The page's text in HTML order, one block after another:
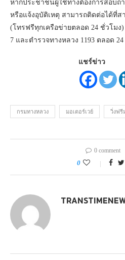
หากประชาชนผู้ใช้ทางต้องการสอบถ
หรือแจ้งอุบัติเหตุ สามารถติดต่อได้ที่ส
(โทรฟรีทุกเครือข่ายตลอด 24 ชั่วโมง)
7 และตำรวจทางหลวง 1193 ตลอด
แชร์ข่าว
กรมทางหลวง มอเตอร์เวย์ วิ่งฟรี
0 comment
0